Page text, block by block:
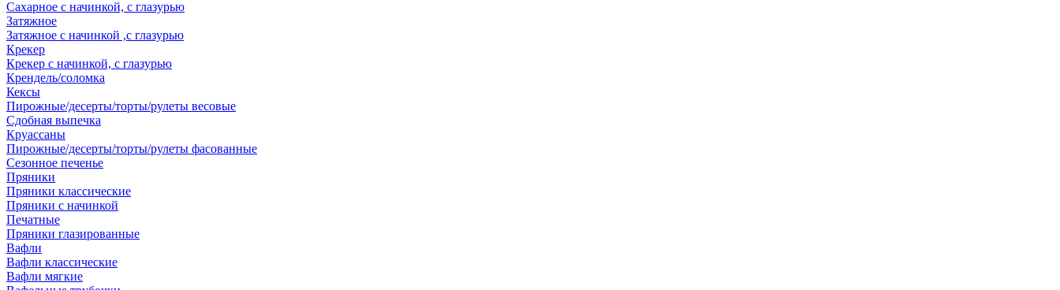
Сахарное с начинкой, с глазурью
Затяжное
Затяжное с начинкой ,с глазурью
Крекер
Крекер с начинкой, с глазурью
Крендель/соломка
Кексы
Пирожные/десерты/торты/рулеты весовые
Сдобная выпечка
Круассаны
Пирожные/десерты/торты/рулеты фасованные
Сезонное печенье
Пряники
Пряники классические
Пряники с начинкой
Печатные
Пряники глазированные
Вафли
Вафли классические
Вафли мягкие